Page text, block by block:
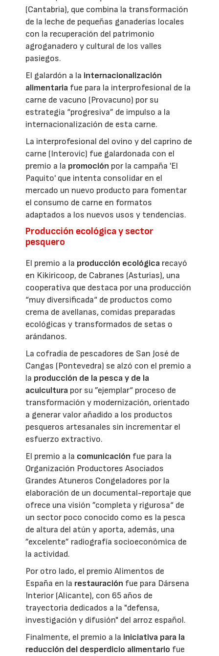
(Cantabria), que combina la transformación
de la leche de pequeñas ganaderías locales
con la recuperación del patrimonio
agroganadero y cultural de los valles
pasiegos.
El galardón a la internacionalización
alimentaria fue para la interprofesional de la
carne de vacuno (Provacuno) por su
estrategia “progresiva” de impulso a la
internacionalización de esta carne.
La interprofesional del ovino y del caprino de
carne (Interovic) fue galardonada con el
premio a la promoción por la campaña 'El
Paquito' que intenta consolidar en el
mercado un nuevo producto para fomentar
el consumo de carne en formatos
adaptados a los nuevos usos y tendencias.
Producción ecológica y sector
pesquero
El premio a la producción ecológica recayó
en Kikiricoop, de Cabranes (Asturias), una
cooperativa que destaca por una producción
“muy diversificada“ de productos como
crema de avellanas, comidas preparadas
ecológicas y transformados de setas o
arándanos.
La cofradía de pescadores de San José de
Cangas (Pontevedra) se alzó con el premio a
la producción de la pesca y de la
acuicultura por su ”ejemplar“ proceso de
transformación y modernización, orientado
a generar valor añadido a los productos
pesqueros artesanales sin incrementar el
esfuerzo extractivo.
El premio a la comunicación fue para la
Organización Productores Asociados
Grandes Atuneros Congeladores por la
elaboración de un documental-reportaje que
ofrece una visión ”completa y rigurosa“ de
un sector poco conocido como es la pesca
de altura del atún y aporta, además, una
”excelente” radiografía socioeconómica de
la actividad.
Por otro lado, el premio Alimentos de
España en la restauración fue para Dársena
Interior (Alicante), con 65 años de
trayectoria dedicados a la "defensa,
investigación y difusión" del arroz español.
Finalmente, el premio a la iniciativa para la
reducción del desperdicio alimentario fue